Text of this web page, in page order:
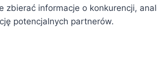
zbierać informacje o konkurencji,
potencjalnych partnerów.